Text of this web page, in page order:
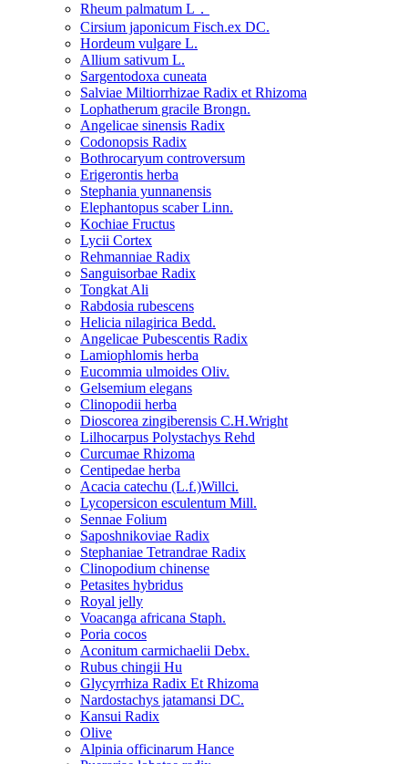
Rheum palmatum L．
Cirsium japonicum Fisch.ex DC.
Hordeum vulgare L.
Allium sativum L.
Sargentodoxa cuneata
Salviae Miltiorrhizae Radix et Rhizoma
Lophatherum gracile Brongn.
Angelicae sinensis Radix
Codonopsis Radix
Bothrocaryum controversum
Erigerontis herba
Stephania yunnanensis
Elephantopus scaber Linn.
Kochiae Fructus
Lycii Cortex
Rehmanniae Radix
Sanguisorbae Radix
Tongkat Ali
Rabdosia rubescens
Helicia nilagirica Bedd.
Angelicae Pubescentis Radix
Lamiophlomis herba
Eucommia ulmoides Oliv.
Gelsemium elegans
Clinopodii herba
Dioscorea zingiberensis C.H.Wright
Lilhocarpus Polystachys Rehd
Curcumae Rhizoma
Centipedae herba
Acacia catechu (L.f.)Willci.
Lycopersicon esculentum Mill.
Sennae Folium
Saposhnikoviae Radix
Stephaniae Tetrandrae Radix
Clinopodium chinense
Petasites hybridus
Royal jelly
Voacanga africana Staph.
Poria cocos
Aconitum carmichaelii Debx.
Rubus chingii Hu
Glycyrrhiza Radix Et Rhizoma
Nardostachys jatamansi DC.
Kansui Radix
Olive
Alpinia officinarum Hance